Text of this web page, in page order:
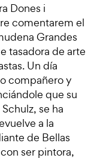
Dones i
comentarem el
Grandes
tasadora de arte
Un día
compañero y
que su
se ha
a la
de Bellas
ser pintora,